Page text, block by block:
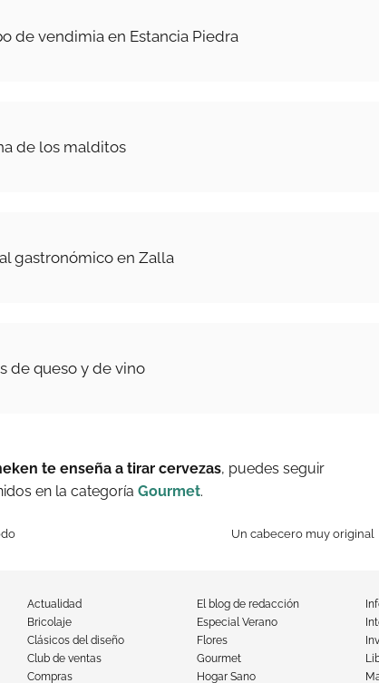
de vendimia en Estancia Piedra
de los malditos
gastronómico en Zalla
de queso y de vino
te enseña a tirar cervezas, puedes seguir
en la categoría Gourmet.
Un cabecero muy original
Actualidad
Bricolaje
Clásicos del diseño
Club de ventas
Compras
El blog de redacción
Especial Verano
Flores
Gourmet
Hogar Sano